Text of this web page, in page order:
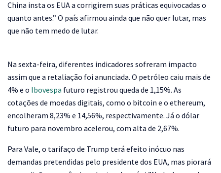
China insta os EUA a corrigirem suas práticas equivocadas o
quanto antes.” O país afirmou ainda que não quer lutar, mas
que não tem medo de lutar.
Na sexta-feira, diferentes indicadores sofreram impacto
assim que a retaliação foi anunciada. O petróleo caiu mais de
4% e o Ibovespa futuro registrou queda de 1,15%. As
cotações de moedas digitais, como o bitcoin e o ethereum,
encolheram 8,23% e 14,56%, respectivamente. Já o dólar
futuro para novembro acelerou, com alta de 2,67%.
Para Vale, o tarifaço de Trump terá efeito inócuo nas
demandas pretendidas pelo presidente dos EUA, mas piorará